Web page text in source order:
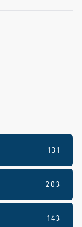
131
203
143